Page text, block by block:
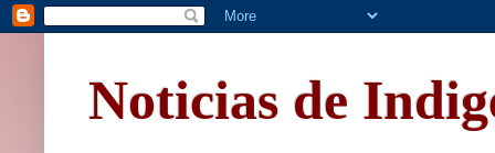
Noticias de